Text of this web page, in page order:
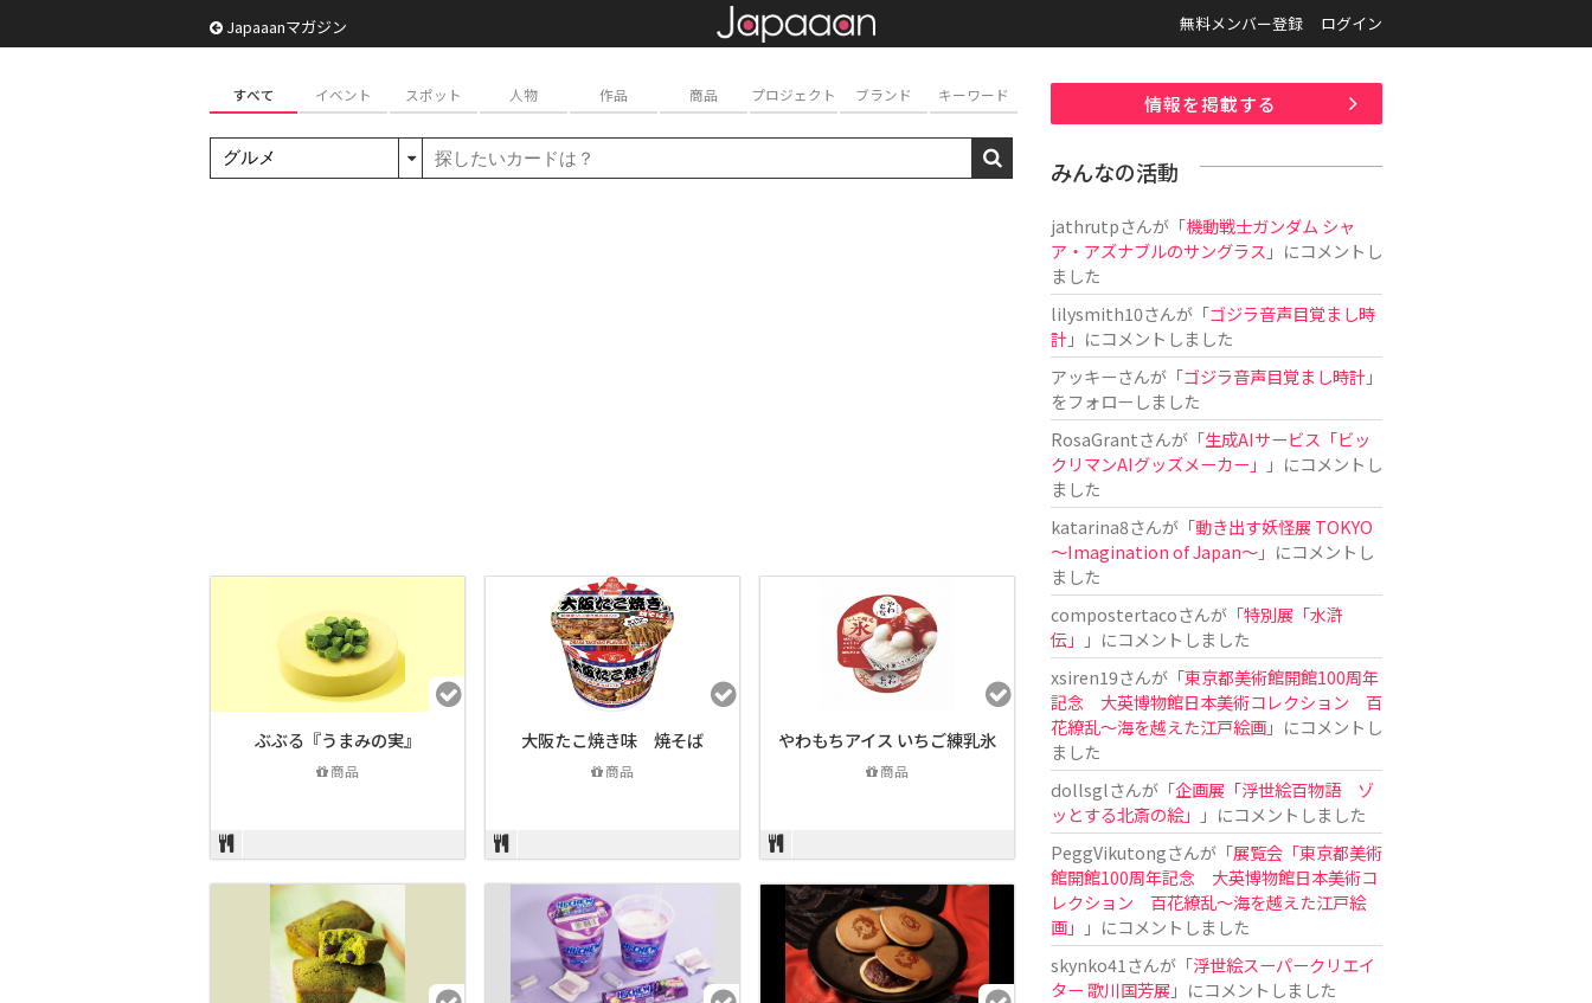
Japaaanマガジン 無料メンバー登録 ログイン
すべて イベント スポット 人物 作品 商品 プロジェクト ブランド キーワード
ぶぶる『うまみの実』
商品
大阪たこ焼き味 焼そば
商品
やわもちアイス いちご練乳氷
商品
情報を掲載する
みんなの活動
jathrutpさんが「機動戦士ガンダム シャ
ア・アズナブルのサングラス 」にコメントし
ました
lilysmith10さんが「ゴジラ音声目覚まし時
計」にコメントしました
アッキーさんが「ゴジラ音声目覚まし時計」
をフォローしました
RosaGrantさんが「生成AIサービス「ビッ
クリマンAIグッズメーカー」
」にコメントし
ました
katarina8さんが「動き出す妖怪展 TOKYO
〜Imagination of Japan〜」にコメントし
ました
compostertacoさんが「特別展「水滸
伝」
」にコメントしました
xsiren19さんが「東京都美術館開館100周年
記念 大英博物館日本美術コレクション 百
花繚乱～海を越えた江戸絵画」にコメントし
ました
dollsglさんが「企画展「浮世絵百物語 ゾ
ッとする北斎の絵」
」にコメントしました
PeggVikutongさんが「展覧会「東京都美術
館開館100周年記念 大英博物館日本美術コ
レクション 百花繚乱〜海を越えた江戸絵
画」
」にコメントしました
skynko41 さんが「浮世絵スーパークリエイ
ター 歌川国芳展 」にコメントしました